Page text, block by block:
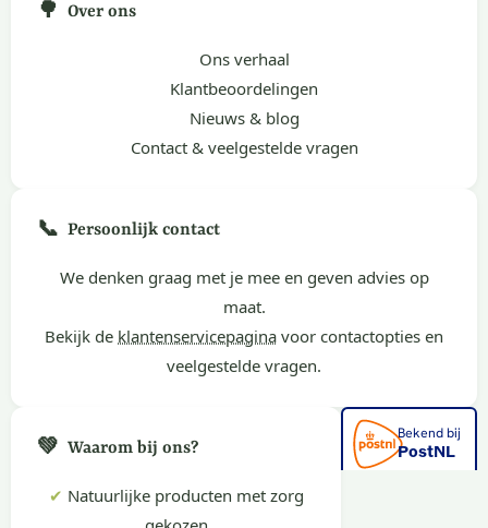
🌳 Over ons
Ons verhaal
Klantbeoordelingen
Nieuws & blog
Contact & veelgestelde vragen
📞 Persoonlijk contact
We denken graag met je mee en geven advies op
maat.
Bekijk de klantenservicepagina voor contactopties en
veelgestelde vragen.
💚 Waarom bij ons?
✔ Natuurlijke producten met zorg